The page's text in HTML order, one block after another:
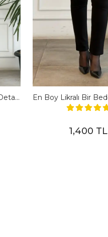
Polo Yaka Çizgili Gömlek Detaylı Kısa Kollu Takım - BORDO
1,400 TL